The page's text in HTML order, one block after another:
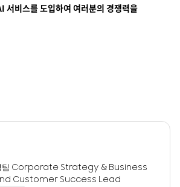
서비스를 도입하여 여러분의 경쟁력을
Customer Success Lead